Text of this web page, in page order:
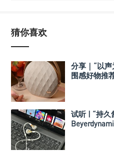
猜你喜欢
分享｜“以
围感好物推
试听 | “持久